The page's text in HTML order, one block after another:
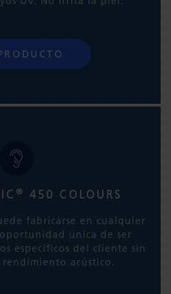
® 450 COLOURS
fabricarse en cualquier
única de ser
específicos del cliente sin
acústico.